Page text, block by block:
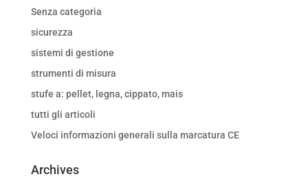
Senza categoria
sicurezza
sistemi di gestione
strumenti di misura
stufe a: pellet, legna, cippato, mais
tutti gli articoli
Veloci informazioni generali sulla marcatura CE
Archives